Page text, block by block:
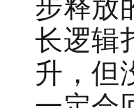
长逻辑
升，但